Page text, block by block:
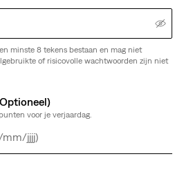
minste 8 tekens bestaan en mag niet
of risicovolle wachtwoorden zijn niet
voor je verjaardag.